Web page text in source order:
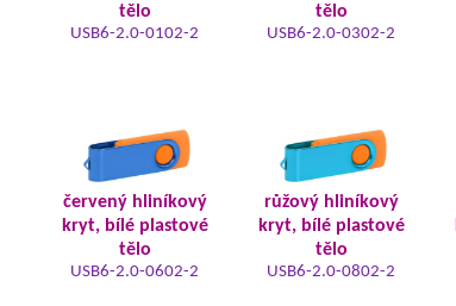
tělo
USB6-2.0-0102-2
tělo
USB6-2.0-0302-2
červený hliníkový
kryt, bílé plastové
tělo
USB6-2.0-0602-2
růžový hliníkový
kryt, bílé plastové
tělo
USB6-2.0-0802-2